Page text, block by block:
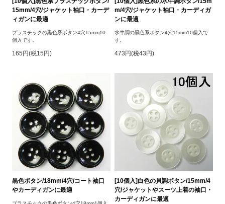
15mm/4穴/ジャケット袖口・カーデ
ィガンに最適
プラスチックの黒色系ボタン4穴15mm10
個入です。
165円(税15円)
m/4穴/ジャケット袖口・カーディガ
ンに最適
水牛調の黒色系ボタン4穴15mm10個入で
す。
473円(税43円)
黒色ボタン/18mm/4穴/コート袖口
やカーディガンに最適
[10個入]白色の貝調ボタン/15mm/4
穴/ジャケットやスーツ上着の袖口・
カーディガンに最適